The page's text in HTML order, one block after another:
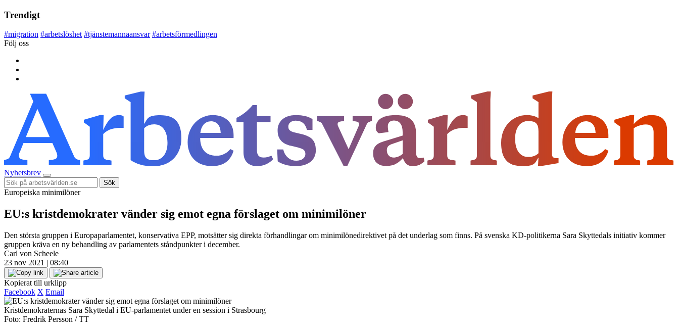
Trendigt
#migration #arbetslöshet #tjänstemannaansvar #arbetsförmedlingen
Följ oss
Nyhetsbrev
Sök
Europeiska minimilöner
EU:s kristdemokrater vänder sig emot egna förslaget om minimilöner
Den största gruppen i Europaparlamentet, konservativa EPP, motsätter sig direkta förhandlingar om minimilönedirektivet på det underlag som finns. På svenska KD-politikerna Sara Skyttedals initiativ kommer
gruppen kräva en ny behandling av parlamentets ståndpunkter i december.
Carl von Scheele
23 nov 2021 | 08:40
Kopierat till urklipp
Facebook X Email
Kristdemokraternas Sara Skyttedal i EU-parlamentet under en session i Strasbourg
Foto: Fredrik Persson / TT